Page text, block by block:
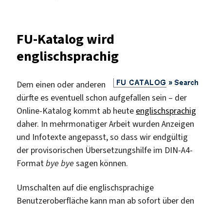
FU-Katalog wird
englischsprachig
Dem einen oder anderen
dürfte es eventuell schon aufgefallen sein – der
Online-Katalog kommt ab heute englischsprachig
daher. In mehrmonatiger Arbeit wurden Anzeigen
und Infotexte angepasst, so dass wir endgültig
der provisorischen Übersetzungshilfe im DIN-A4-
Formatbye bye sagen können.
Umschalten auf die englischsprachige
Benutzeroberfläche kann man ab sofort über den